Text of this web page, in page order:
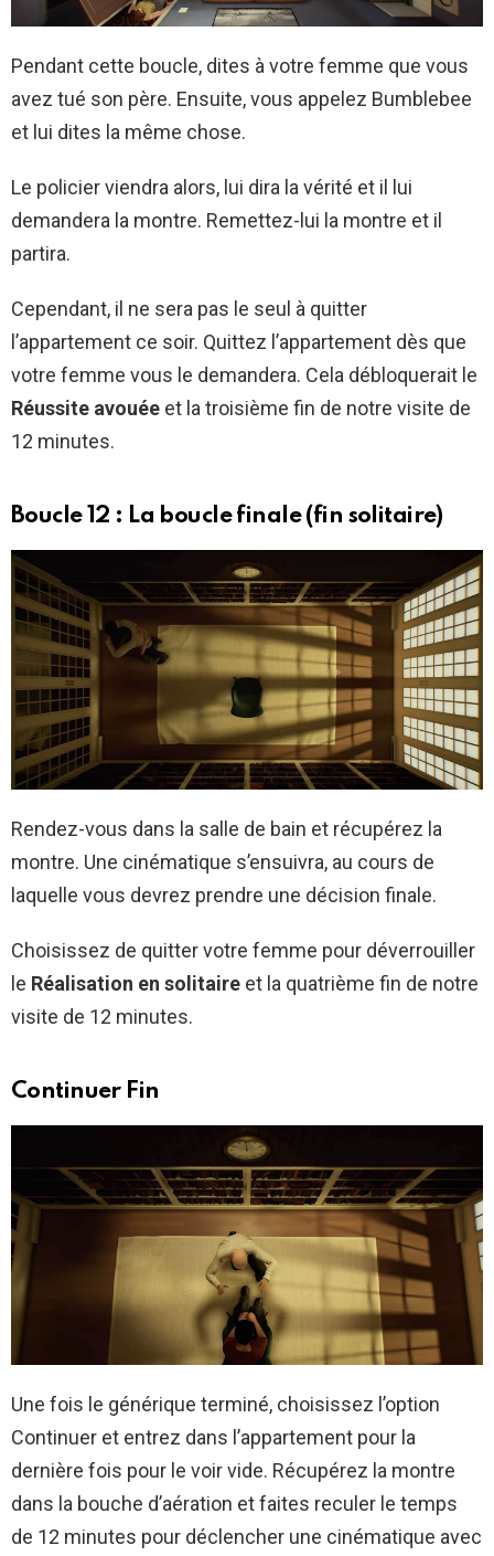
Pendant cette boucle, dites à votre femme que vous
avez tué son père. Ensuite, vous appelez Bumblebee
et lui dites la même chose.
Le policier viendra alors, lui dira la vérité et il lui
demandera la montre. Remettez-lui la montre et il
partira.
Cependant, il ne sera pas le seul à quitter
l’appartement ce soir. Quittez l’appartement dès que
votre femme vous le demandera. Cela débloquerait le
Réussite avouée et la troisième fin de notre visite de
12 minutes.
Boucle 12 : La boucle finale (fin solitaire)
Rendez-vous dans la salle de bain et récupérez la
montre. Une cinématique s’ensuivra, au cours de
laquelle vous devrez prendre une décision finale.
Choisissez de quitter votre femme pour déverrouiller
le Réalisation en solitaire et la quatrième fin de notre
visite de 12 minutes.
Continuer Fin
Une fois le générique terminé, choisissez l’option
Continuer et entrez dans l’appartement pour la
dernière fois pour le voir vide. Récupérez la montre
dans la bouche d’aération et faites reculer le temps
de 12 minutes pour déclencher une cinématique avec